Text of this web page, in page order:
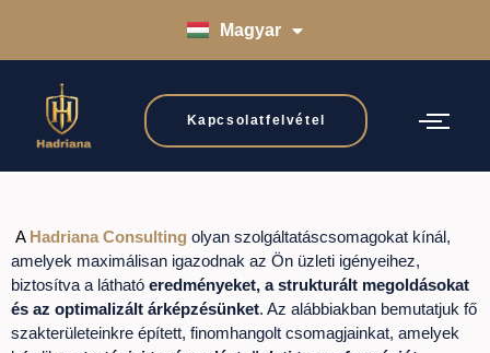
Magyar
English
Kapcsolatfelvétel
A Hadriana Consulting olyan szolgáltatáscsomagokat kínál,
amelyek maximálisan igazodnak az Ön üzleti igényeihez,
biztosítva a látható eredményeket, a strukturált megoldásokat
és az optimalizált árképzésünket. Az alábbiakban bemutatjuk fő
szakterületeinkre épített, finomhangolt csomagjainkat, amelyek